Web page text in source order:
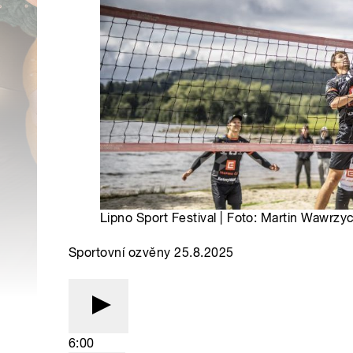
Lipno Sport Festival | Foto: Martin
Sportovní ozvěny 25.8.2025
6:00